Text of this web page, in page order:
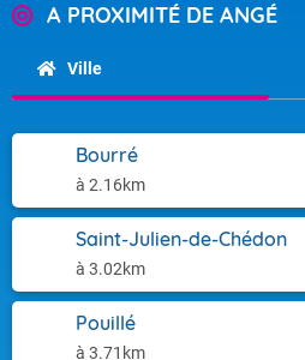
A PROXIMITÉ DE ANGÉ
Ville
Bourré
à 2.16km
Saint-Julien-de-Chédon
à 3.02km
Pouillé
à 3.71km